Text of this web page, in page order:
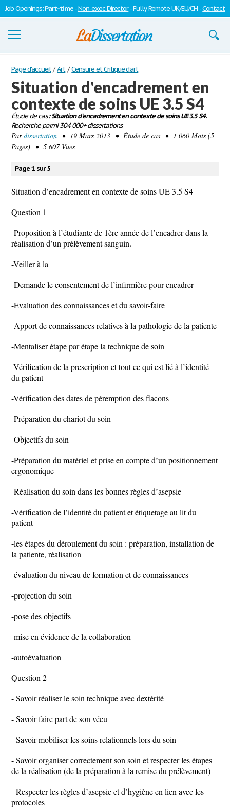
Job Openings:Part-time -Non-exec Director- Fully Remote UK/EU/CH -Contact
Dissertations
S'inscrire
Se connecter
Contactez-nous
Page d'accueil / Art / Censure et Critique d'art
Situation d'encadrement en
contexte de soins UE 3.5 S4
Étude de cas: Situation d'encadrement en contexte de soins UE 3.5 S4.
Recherche parmi 304 000+ dissertations
Pardissertation • 19 Mars 2013 • Étude de cas • 1 060 Mots (5
Pages) • 5 607 Vues
Page 1 sur 5
Situation d’encadrement en contexte de soins UE 3.5 S4
Question 1
-Proposition à l’étudiante de 1ère année de l’encadrer dans la
réalisation d’un prélèvement sanguin.
-Veiller à la
-Demande le consentement de l’infirmière pour encadrer
-Evaluation des connaissances et du savoir-faire
-Apport de connaissances relatives à la pathologie de la patiente
-Mentaliser étape par étape la technique de soin
-Vérification de la prescription et tout ce qui est lié à l’identité
du patient
-Vérification des dates de péremption des flacons
-Préparation du chariot du soin
-Objectifs du soin
-Préparation du matériel et prise en compte d’un positionnement
ergonomique
-Réalisation du soin dans les bonnes règles d’asepsie
-Vérification de l’identité du patient et étiquetage au lit du
patient
-les étapes du déroulement du soin : préparation, installation de
la patiente, réalisation
-évaluation du niveau de formation et de connaissances
-projection du soin
-pose des objectifs
-mise en évidence de la collaboration
-autoévaluation
Question 2
- Savoir réaliser le soin technique avec dextérité
- Savoir faire part de son vécu
- Savoir mobiliser les soins relationnels lors du soin
- Savoir organiser correctement son soin et respecter les étapes
de la réalisation (de la préparation à la remise du prélèvement)
- Respecter les règles d’asepsie et d’hygiène en lien avec les
protocoles